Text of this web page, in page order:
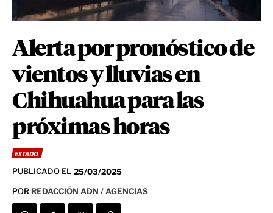
Alerta por pronóstico de
vientos y lluvias en
Chihuahua para las
próximas horas
ESTADO
PUBLICADO EL 25/03/2025
POR REDACCIÓN ADN / AGENCIAS